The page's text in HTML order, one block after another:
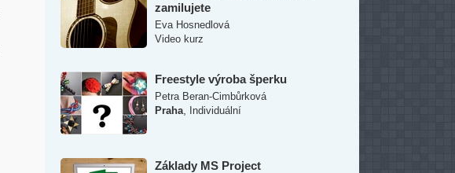
zamilujete
Eva Hosnedlová
Video kurz
Freestyle výroba šperku
Petra Beran-Cimbůrková
Praha
Individuální
Základy MS Project